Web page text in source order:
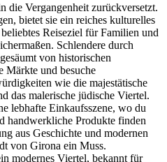
die Vergangenheit zurückversetzt.
bietet sie ein reiches kulturelles
Reiseziel für Familien und
Schlendere durch
von historischen
Märkte und besuche
wie die majestätische
das malerische jüdische Viertel.
lebhafte Einkaufsszene, wo du
handwerkliche Produkte finden
aus Geschichte und modernen
von Girona ein Muss.
modernes Viertel, bekannt für